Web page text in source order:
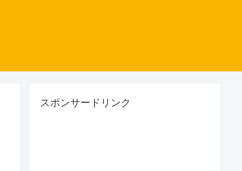
スポンサードリンク